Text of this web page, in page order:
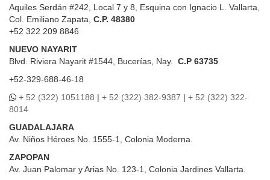
Aquiles Serdán #242, Local 7 y 8, Esquina con Ignacio L. Vallarta,
Col. Emiliano Zapata, C.P. 48380
+52 322 209 8846
NUEVO NAYARIT
Blvd.
Riviera Nayarit #1544, Bucerías, Nay. C.P 63735
+52-329-688-46-18
+ 52 (322) 1051188 | + 52 (322) 382-9387 | + 52 (322) 322-
8014
GUADALAJARA
Av. Niños Héroes No. 1555-1, Colonia Moderna.
ZAPOPAN
Av. Juan Palomar y Arias No. 123-1, Colonia Jardines Vallarta.